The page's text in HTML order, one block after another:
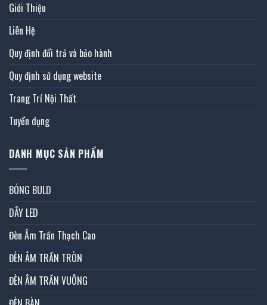
Giới Thiệu
Liên Hệ
Quy định đổi trả và bảo hành
Quy định sử dụng website
Trang Trí Nội Thất
Tuyển dụng
DANH MỤC SẢN PHẨM
BÓNG BULD
DÂY LED
Đèn Âm Trần Thạch Cao
ĐÈN ÂM TRẦN TRÒN
ĐÈN ÂM TRẦN VUÔNG